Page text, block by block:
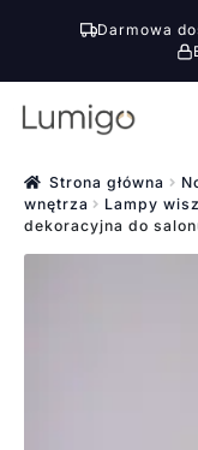
Darmowa
Przejdź
nawigacji
Przejdź
treści Strona główna
wnętrza
Lampy
dekoracyjna do